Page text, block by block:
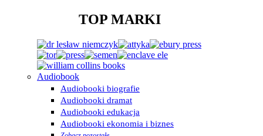
TOP MARKI
Audiobook
Audiobooki biografie
Audiobooki dramat
Audiobooki edukacja
Audiobooki ekonomia i biznes